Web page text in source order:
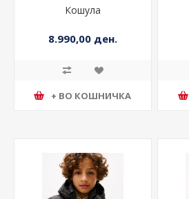
Кошула
8.990,00 ден.
+ ВО КОШНИЧКА